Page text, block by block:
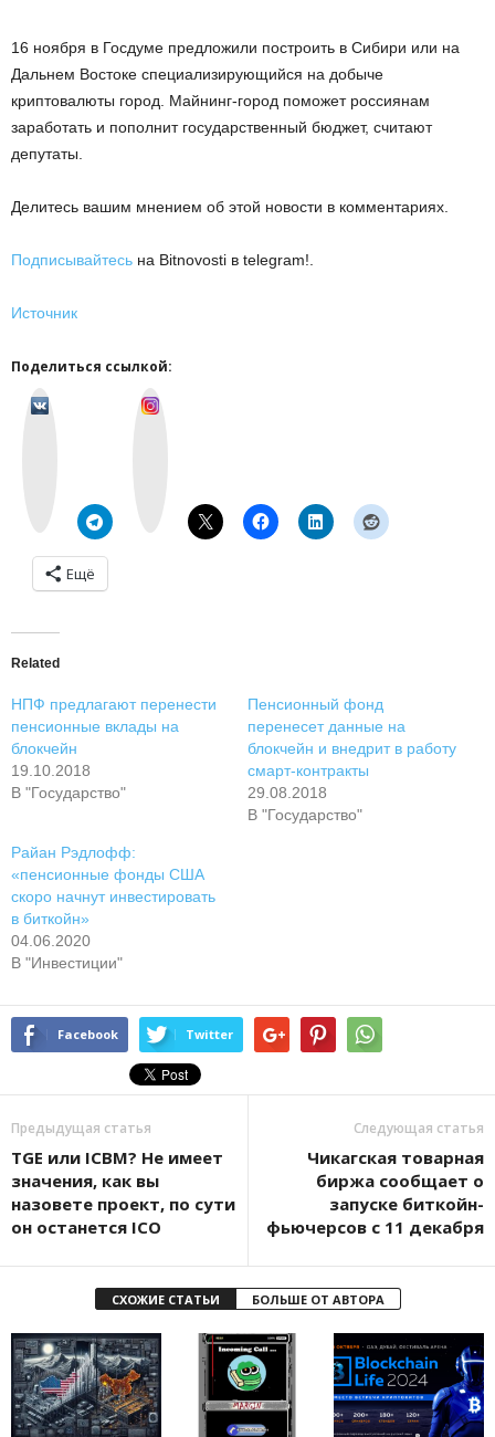
16 ноября в Госдуме предложили построить в Сибири или на
Дальнем Востоке специализирующийся на добыче
криптовалюты город. Майнинг-город поможет россиянам
заработать и пополнит государственный бюджет, считают
депутаты.
Делитесь вашим мнением об этой новости в комментариях.
Подписывайтесь на Bitnovosti в telegram!.
Источник
Поделиться ссылкой:
Ещё
Related
НПФ предлагают перенести
пенсионные вклады на
блокчейн
19.10.2018
В "Государство"
Пенсионный фонд
перенесет данные на
блокчейн и внедрит в работу
смарт-контракты
29.08.2018
В "Государство"
Райан Рэдлофф:
«пенсионные фонды США
скоро начнут инвестировать
в биткойн»
04.06.2020
В "Инвестиции"
Facebook Twitter
Предыдущая статья
TGE или ICBM? Не имеет
значения, как вы
назовете проект, по сути
он останется ICO
Следующая статья
Чикагская товарная
биржа сообщает о
запуске биткойн-
фьючерсов с 11 декабря
СХОЖИЕ СТАТЬИ БОЛЬШЕ ОТ АВТОРА